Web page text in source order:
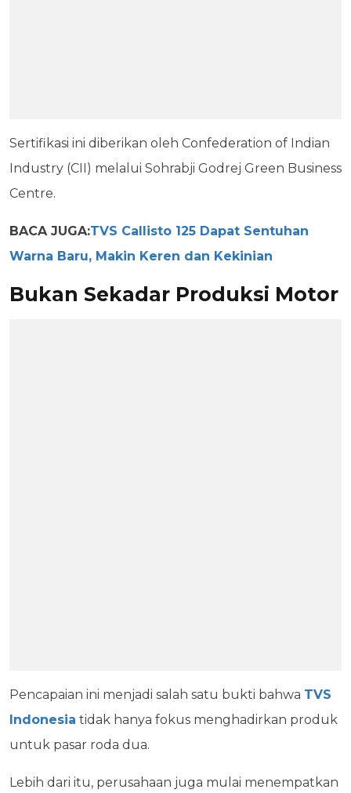
Sertifikasi ini diberikan oleh Confederation of Indian
Industry (CII) melalui Sohrabji Godrej Green Business
Centre.
BACA JUGA:TVS Callisto 125 Dapat Sentuhan
Warna Baru, Makin Keren dan Kekinian
Bukan Sekadar Produksi Motor
Pencapaian ini menjadi salah satu bukti bahwa TVS
Indonesia tidak hanya fokus menghadirkan produk
untuk pasar roda dua.
Lebih dari itu, perusahaan juga mulai menempatkan